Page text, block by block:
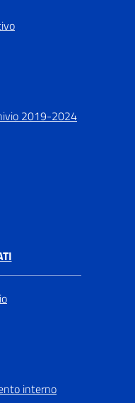
2019-2024
interno